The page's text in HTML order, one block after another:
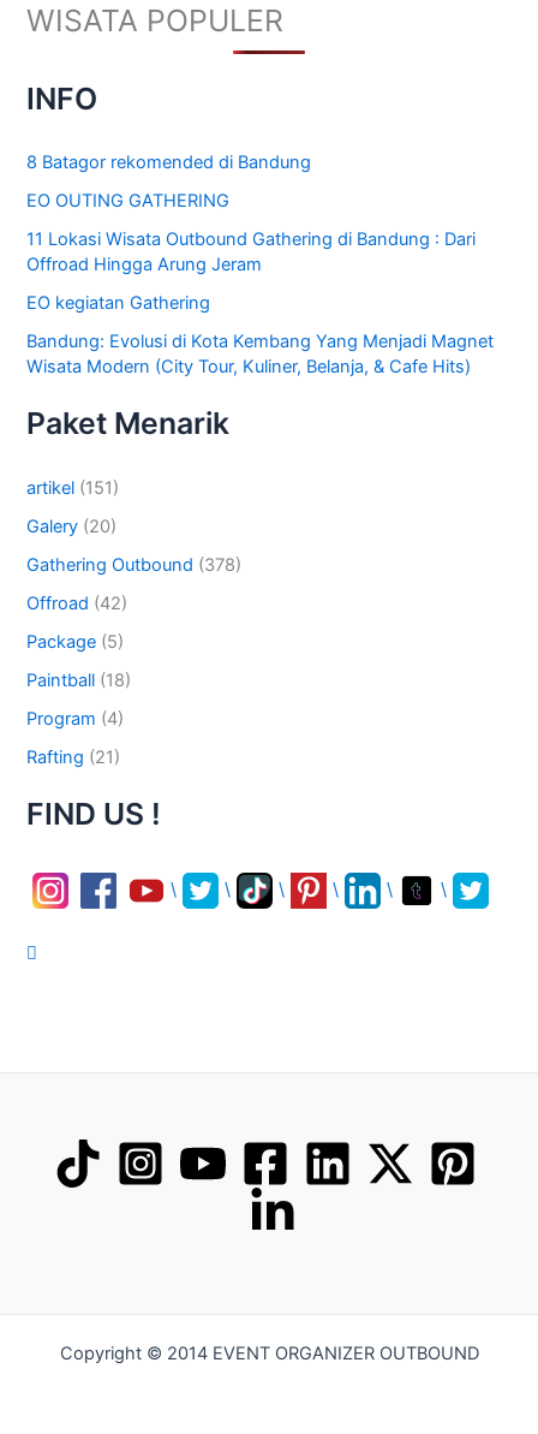
WISATA POPULER
INFO
8 Batagor rekomended di Bandung
EO OUTING GATHERING
11 Lokasi Wisata Outbound Gathering di Bandung : Dari
Offroad Hingga Arung Jeram
EO kegiatan Gathering
Bandung: Evolusi di Kota Kembang Yang Menjadi Magnet
Wisata Modern (City Tour, Kuliner, Belanja, & Cafe Hits)
Paket Menarik
artikel (151)
Galery (20)
Gathering Outbound (378)
Offroad (42)
Package (5)
Paintball (18)
Program (4)
Rafting (21)
FIND US !
\ \ \ \ \ \
Copyright © 2014 EVENT ORGANIZER OUTBOUND